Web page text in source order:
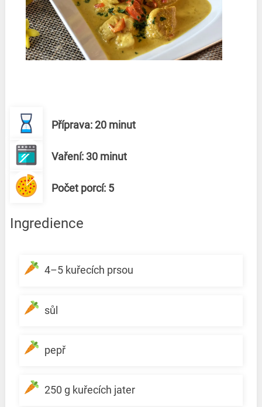
Příprava: 20 minut
Vaření: 30 minut
Počet porcí: 5
Ingredience
4–5 kuřecích prsou
sůl
pepř
250 g kuřecích jater